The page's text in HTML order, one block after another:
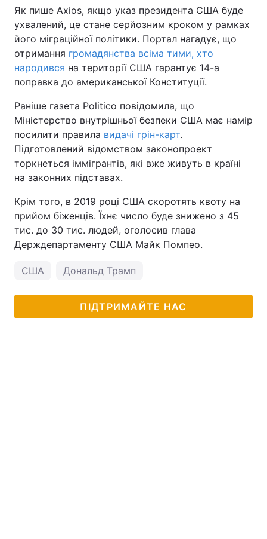
Тема оформлення
Як пише Axios, якщо указ президента США буде
ухвалений, це стане серйозним кроком у рамках
його міграційної політики. Портал нагадує, що
отримання громадянства всіма тими, хто
народився на території США гарантує 14-а
поправка до американської Конституції.
Раніше газета Politico повідомила, що
Міністерство внутрішньої безпеки США має намір
посилити правила видачі грін-карт.
Підготовлений відомством законопроект
торкнеться іммігрантів, які вже живуть в країні
на законних підставах.
Крім того, в 2019 році США скоротять квоту на
прийом біженців. Їхнє число буде знижено з 45
тис. до 30 тис. людей, оголосив глава
Держдепартаменту США Майк Помпео.
США Дональд Трамп
ПІДТРИМАЙТЕ НАС